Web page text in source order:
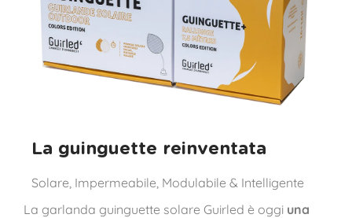
La guinguette reinventata
Solare, Impermeabile, Modulabile & Intelligente
La garlanda guinguette solare Guirled è oggi una